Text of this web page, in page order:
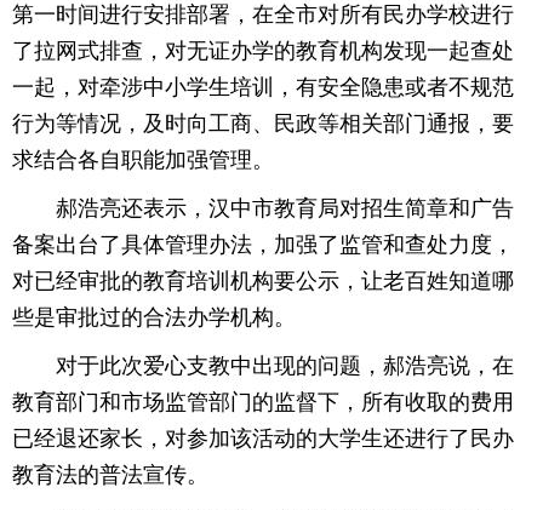
第一时间进行安排部署，在全市对所有民办学校进行
了拉网式排查，对无证办学的教育机构发现一起查处
一起，对牵涉中小学生培训，有安全隐患或者不规范
行为等情况，及时向工商、民政等相关部门通报，要
求结合各自职能加强管理。
郝浩亮还表示，汉中市教育局对招生简章和广告
备案出台了具体管理办法，加强了监管和查处力度，
对已经审批的教育培训机构要公示，让老百姓知道哪
些是审批过的合法办学机构。
对于此次爱心支教中出现的问题，郝浩亮说，在
教育部门和市场监管部门的监督下，所有收取的费用
已经退还家长，对参加该活动的大学生还进行了民办
教育法的普法宣传。